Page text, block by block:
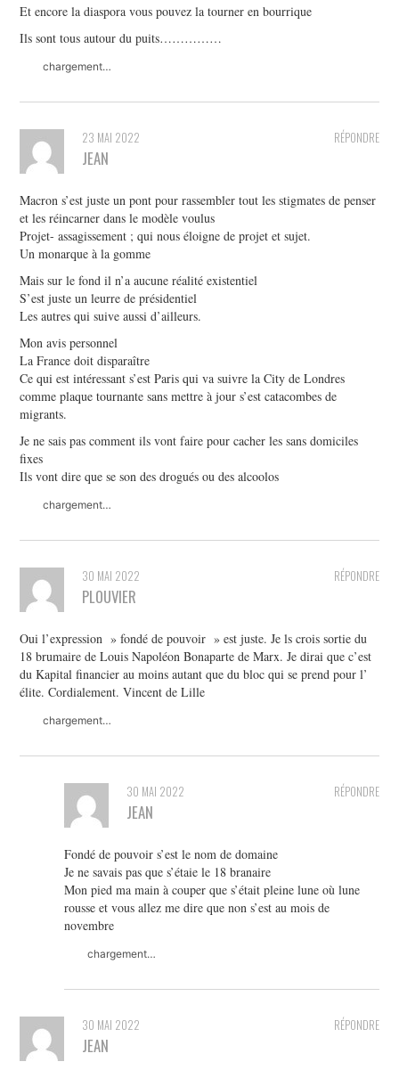
Et encore la diaspora vous pouvez la tourner en bourrique
Ils sont tous autour du puits……………
chargement…
RÉPONDRE
23 MAI 2022
JEAN
Macron s’est juste un pont pour rassembler tout les stigmates de penser
et les réincarner dans le modèle voulus
Projet- assagissement ; qui nous éloigne de projet et sujet.
Un monarque à la gomme
Mais sur le fond il n’a aucune réalité existentiel
S’est juste un leurre de présidentiel
Les autres qui suive aussi d’ailleurs.
Mon avis personnel
La France doit disparaître
Ce qui est intéressant s’est Paris qui va suivre la City de Londres
comme plaque tournante sans mettre à jour s’est catacombes de
migrants.
Je ne sais pas comment ils vont faire pour cacher les sans domiciles
fixes
Ils vont dire que se son des drogués ou des alcoolos
chargement…
RÉPONDRE
30 MAI 2022
PLOUVIER
Oui l’expression » fondé de pouvoir » est juste. Je ls crois sortie du
18 brumaire de Louis Napoléon Bonaparte de Marx. Je dirai que c’est
du Kapital financier au moins autant que du bloc qui se prend pour l’
élite. Cordialement. Vincent de Lille
chargement…
RÉPONDRE
30 MAI 2022
JEAN
Fondé de pouvoir s’est le nom de domaine
Je ne savais pas que s’étaie le 18 branaire
Mon pied ma main à couper que s’était pleine lune où lune
rousse et vous allez me dire que non s’est au mois de
novembre
chargement…
RÉPONDRE
30 MAI 2022
JEAN